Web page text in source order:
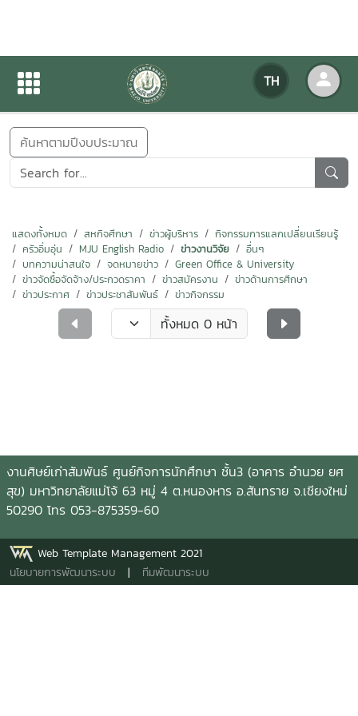
TH
ข่าวสารกิจกรรม
ค้นหาตามปีงบประมาณ
แสดงทั้งหมด สหกิจศึกษา ข่าวผู้บริหาร
กิจกรรมการแลกเปลี่ยนเรียนรู้
ครัวอิ่มอุ่น
MJU English Radio ข่าวงานวิจัย
อื่นๆ
บทความน่าสนใจ
จดหมายข่าว
Green Office & University
ข่าวจัดซื้อจัดจ้าง/ประกวดราคา
ข่าวสมัครงาน
ข่าวด้านการศึกษา
ข่าวประกาศ
ข่าวประชาสัมพันธ์ ข่าวกิจกรรม
ทั้งหมด 0 หน้า
งานศิษย์เก่าสัมพันธ์ ศูนย์กิจการนักศึกษา ชั้น3 (อาคาร อำนวย ยศ
สุข) มหาวิทยาลัยแม่โจ้ 63 หมู่ 4 ต.หนองหาร อ.สันทราย จ.เชียงใหม่
50290 โทร 053-875359-60
Web Template Management 2021
นโยบายการพัฒนาระบบ | ทีมพัฒนาระบบ